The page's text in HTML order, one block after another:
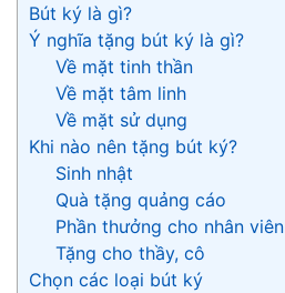
Bút ký là gì?
Ý nghĩa tặng bút ký là gì?
Về mặt tinh thần
Về mặt tâm linh
Về mặt sử dụng
Khi nào nên tặng bút ký?
Sinh nhật
Quà tặng quảng cáo
Phần thưởng cho nhân viên
Tặng cho thầy, cô
Chọn các loại bút ký